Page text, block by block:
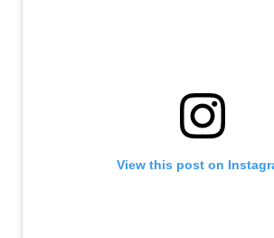
View this post on